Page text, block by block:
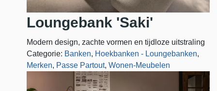
Loungebank 'Saki'
Modern design, zachte vormen en tijdloze uitstraling
Categorie: Banken, Hoekbanken - Loungebanken,
Merken, Passe Partout, Wonen-Meubelen